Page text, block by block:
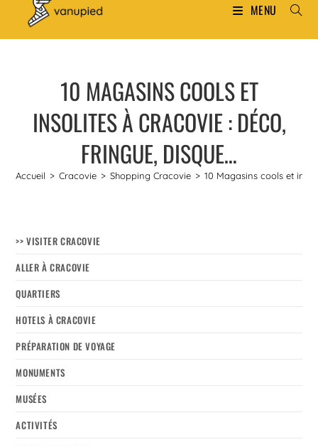
MENU
10 MAGASINS COOLS ET
INSOLITES À CRACOVIE : DÉCO,
FRINGUE, DISQUE…
Accueil > Cracovie > Shopping Cracovie > 10 Magasins cools et
>> VISITER CRACOVIE
ALLER À CRACOVIE
QUARTIERS
HOTELS À CRACOVIE
PRÉPARATION DE VOYAGE
MONUMENTS
MUSÉES
ACTIVITÉS